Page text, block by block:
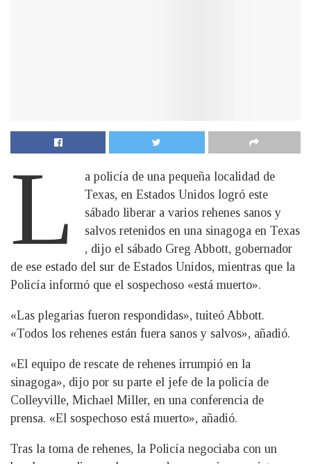
L
a policía de una pequeña localidad de
Texas, en Estados Unidos logró este
sábado liberar a varios rehenes sanos y
salvos retenidos en una sinagoga en Texas
, dijo el sábado Greg Abbott, gobernador
de ese estado del sur de Estados Unidos, mientras que la
Policía informó que el sospechoso «está muerto».
«Las plegarias fueron respondidas», tuiteó Abbott.
«Todos los rehenes están fuera sanos y salvos», añadió.
«El equipo de rescate de rehenes irrumpió en la
sinagoga», dijo por su parte el jefe de la policía de
Colleyville, Michael Miller, en una conferencia de
prensa. «El sospechoso está muerto», añadió.
Tras la toma de rehenes, la Policía negociaba con un